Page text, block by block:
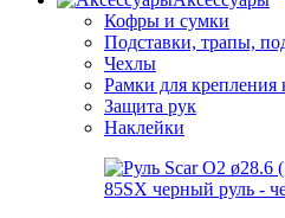
Кофры и сумки
Подставки, трапы,
Чехлы
Рамки для крепления
Защита рук
Наклейки